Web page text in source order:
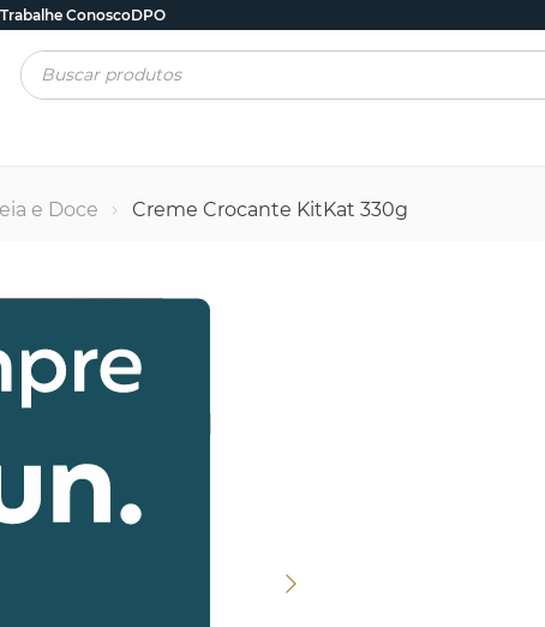
Trabalhe ConoscoDPO
Buscar produtos
e Doce Creme Crocante KitKat 330g